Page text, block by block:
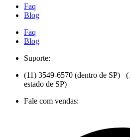
Faq
Blog
Faq
Blog
Suporte:
(11) 3549-6570 (dentro de SP)
estado de SP)
Fale com vendas: